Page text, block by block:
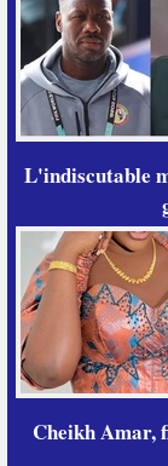
L'indiscutable
Cheikh Amar,